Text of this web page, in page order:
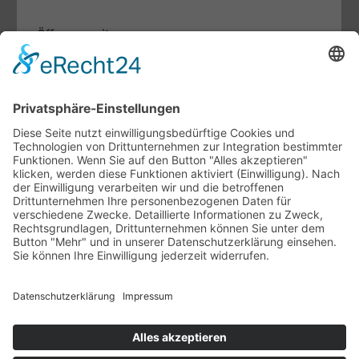
Öffnungszeiten
Mo. bis Fr.:
07.30 - 12.00 Uhr
Sa:
Fachthemen
Indoor-Living meets Outdoor-Living
Terrassendächer von Brustor
Lamellendächer von Warema
Unternehmen
Ausstellung